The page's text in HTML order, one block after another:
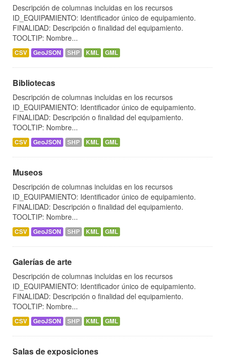
Descripción de columnas incluidas en los recursos
ID_EQUIPAMIENTO: Identificador único de equipamiento.
FINALIDAD: Descripción o finalidad del equipamiento.
TOOLTIP: Nombre...
CSV GeoJSON SHP KML GML
Bibliotecas
Descripción de columnas incluidas en los recursos
ID_EQUIPAMIENTO: Identificador único de equipamiento.
FINALIDAD: Descripción o finalidad del equipamiento.
TOOLTIP: Nombre...
CSV GeoJSON SHP KML GML
Museos
Descripción de columnas incluidas en los recursos
ID_EQUIPAMIENTO: Identificador único de equipamiento.
FINALIDAD: Descripción o finalidad del equipamiento.
TOOLTIP: Nombre...
CSV GeoJSON SHP KML GML
Galerías de arte
Descripción de columnas incluidas en los recursos
ID_EQUIPAMIENTO: Identificador único de equipamiento.
FINALIDAD: Descripción o finalidad del equipamiento.
TOOLTIP: Nombre...
CSV GeoJSON SHP KML GML
Salas de exposiciones